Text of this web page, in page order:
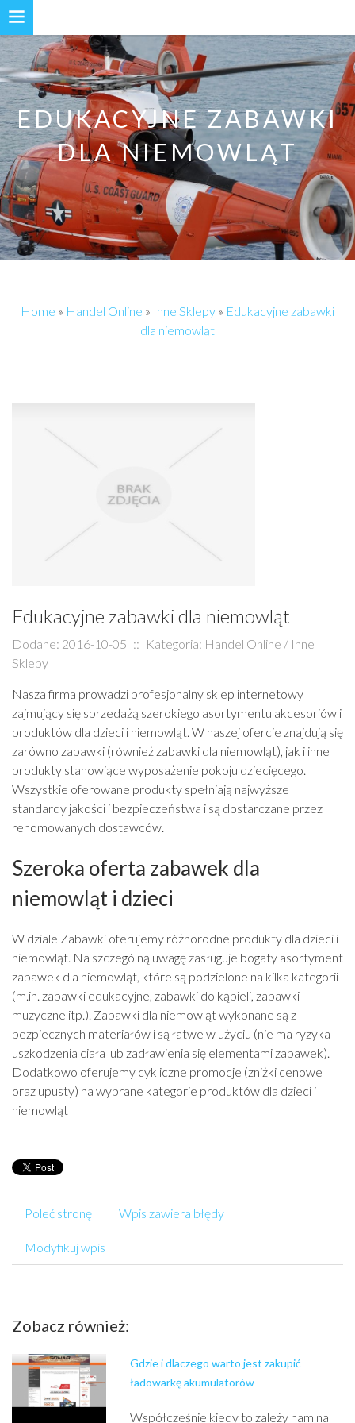
EDUKACYJNE ZABAWKI
DLA NIEMOWLĄT
Home » Handel Online » Inne Sklepy » Edukacyjne zabawki
dla niemowląt
Edukacyjne zabawki dla niemowląt
Dodane: 2016-10-05 :: Kategoria: Handel Online / Inne
Sklepy
Nasza firma prowadzi profesjonalny sklep internetowy
zajmujący się sprzedażą szerokiego asortymentu akcesoriów i
produktów dla dzieci i niemowląt. W naszej ofercie znajdują się
zarówno zabawki (również zabawki dla niemowląt), jak i inne
produkty stanowiące wyposażenie pokoju dziecięcego.
Wszystkie oferowane produkty spełniają najwyższe
standardy jakości i bezpieczeństwa i są dostarczane przez
renomowanych dostawców.
Szeroka oferta zabawek dla
niemowląt i dzieci
W dziale Zabawki oferujemy różnorodne produkty dla dzieci i
niemowląt. Na szczególną uwagę zasługuje bogaty asortyment
zabawek dla niemowląt, które są podzielone na kilka kategorii
(m.in. zabawki edukacyjne, zabawki do kąpieli, zabawki
muzyczne itp.). Zabawki dla niemowląt wykonane są z
bezpiecznych materiałów i są łatwe w użyciu (nie ma ryzyka
uszkodzenia ciała lub zadławienia się elementami zabawek).
Dodatkowo oferujemy cykliczne promocje (zniżki cenowe
oraz upusty) na wybrane kategorie produktów dla dzieci i
niemowląt
Poleć stronę Wpis zawiera błędy
Modyfikuj wpis
Zobacz również:
Gdzie i dlaczego warto jest zakupić
ładowarkę akumulatorów
Współcześnie kiedy to zależy nam na